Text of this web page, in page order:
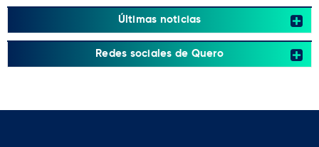
Últimas noticias
Redes sociales de Quero